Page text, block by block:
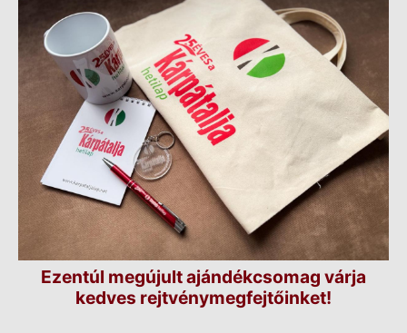
Ezentúl megújult ajándékcsomag várja
kedves rejtvénymegfejtőinket!